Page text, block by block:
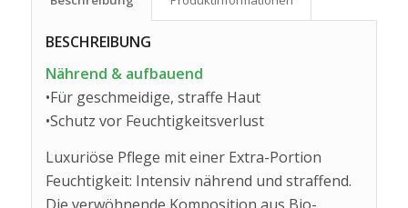
BESCHREIBUNG
Nährend & aufbauend
•Für geschmeidige, straffe Haut
•Schutz vor Feuchtigkeitsverlust
Luxuriöse Pflege mit einer Extra-Portion
Feuchtigkeit: Intensiv nährend und straffend.